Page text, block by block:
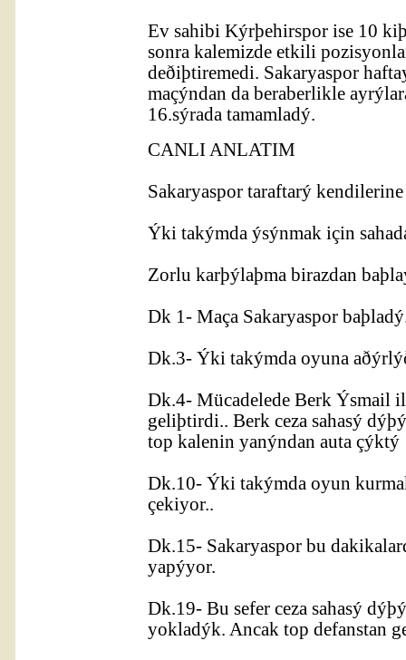
Ev sahibi Kýrþehirspor ise 10
sonra kalemizde etkili
deðiþtiremedi. Sakaryaspor
maçýndan da beraberlikle
16.sýrada tamamladý.
CANLI ANLATIM
Sakaryaspor taraftarý
Ýki takýmda ýsýnmak için
Zorlu karþýlaþma birazdan
Dk 1- Maça Sakaryaspor
Dk.3- Ýki takýmda oyuna
Dk.4- Mücadelede Berk Ýsmail
geliþtirdi.. Berk ceza sahasý
top kalenin yanýndan auta çýktý
Dk.10- Ýki takýmda oyun
çekiyor..
Dk.15- Sakaryaspor bu
yapýyor.
Dk.19- Bu sefer ceza sahasý
yokladýk. Ancak top defanstan